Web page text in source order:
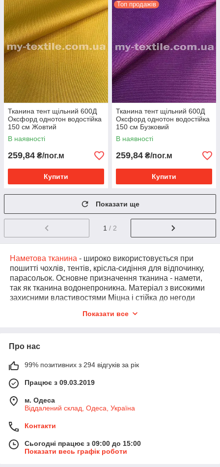
Тканина тент щільний 600Д
Оксфорд однотон водостійка
150 см Жовтий
В наявності
259,84 ₴/пог.м
Купити
Топ продажів
Тканина тент щільний 600Д
Оксфорд однотон водостійка
150 см Бузковий
В наявності
259,84 ₴/пог.м
Купити
Показати ще
1 / 2
Наметова тканина - широко використовується при
пошитті чохлів, тентів, крісла-сидіння для відпочинку,
парасольок. Основне призначення тканина - намети,
так як тканина водонепроникна. Матеріал з високими
захисними властивостями Міцна і стійка до негоди
скручуються і зовні чимось нагадують канатики. При
цьому нитки утка мають стандартний вигляд. Така
структура характерна для плащового варіанти. У
брезентовому наметової тканини і нитки основи, а
нитки качка сильно скручені. Цікавий факт того, що
плащової варіант наметового полотна при намоканні
більше вбирає вологи, ніж брезентова наметове
слід пам'ятати.
- Водонепроникність. Цей параметр пояснюється
сверхплотным переплетенням полотна, яка при
Показати все
Про нас
99% позитивних з 294 відгуків за рік
Працює з 09.03.2019
м. Одеса
Віддалений склад, Одеса, Україна
Контакти
Сьогодні працює з 09:00 до 15:00
Показати весь графік роботи